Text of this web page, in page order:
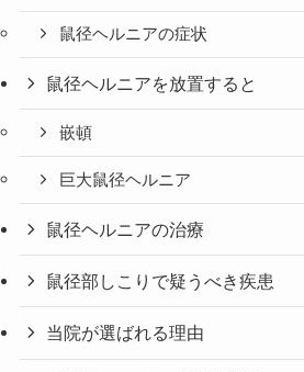
鼠径ヘルニアの症状
鼠径ヘルニアを放置すると
嵌頓
巨大鼠径ヘルニア
鼠径ヘルニアの治療
鼠径部しこりで疑うべき疾患
当院が選ばれる理由